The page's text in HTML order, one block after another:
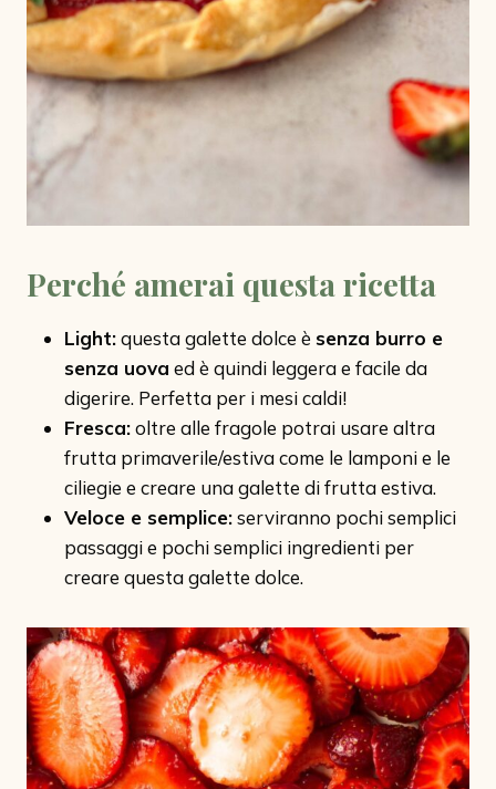
Perché amerai questa ricetta
Light:questa galette dolce è senza burro e
senza uova ed è quindi leggera e facile da
digerire. Perfetta per i mesi caldi!
Fresca:oltre alle fragole potrai usare altra
frutta primaverile/estiva come le lamponi e le
ciliegie e creare una galette di frutta estiva.
Veloce e semplice:serviranno pochi semplici
passaggi e pochi semplici ingredienti per
creare questa galette dolce.